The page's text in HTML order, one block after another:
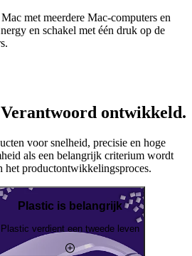
met meerdere Mac-computers en
en schakel met één druk op de
ontwikkeld.
voor snelheid, precisie en hoge
als een belangrijk criterium wordt
het productontwikkelingsproces.
Plastic is belangrijk
Plastic verdient een tweede leven